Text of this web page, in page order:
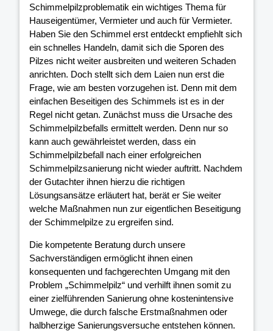
Schimmelpilzproblematik ein wichtiges Thema für
Hauseigentümer, Vermieter und auch für Vermieter.
Haben Sie den Schimmel erst entdeckt empfiehlt sich
ein schnelles Handeln, damit sich die Sporen des
Pilzes nicht weiter ausbreiten und weiteren Schaden
anrichten. Doch stellt sich dem Laien nun erst die
Frage, wie am besten vorzugehen ist. Denn mit dem
einfachen Beseitigen des Schimmels ist es in der
Regel nicht getan. Zunächst muss die Ursache des
Schimmelpilzbefalls ermittelt werden. Denn nur so
kann auch gewährleistet werden, dass ein
Schimmelpilzbefall nach einer erfolgreichen
Schimmelpilzsanierung nicht wieder auftritt. Nachdem
der Gutachter ihnen hierzu die richtigen
Lösungsansätze erläutert hat, berät er Sie weiter
welche Maßnahmen nun zur eigentlichen Beseitigung
der Schimmelpilze zu ergreifen sind.
Die kompetente Beratung durch unsere
Sachverständigen ermöglicht ihnen einen
konsequenten und fachgerechten Umgang mit den
Problem „Schimmelpilz“ und verhilft ihnen somit zu
einer zielführenden Sanierung ohne kostenintensive
Umwege, die durch falsche Erstmaßnahmen oder
halbherzige Sanierungsversuche entstehen können.